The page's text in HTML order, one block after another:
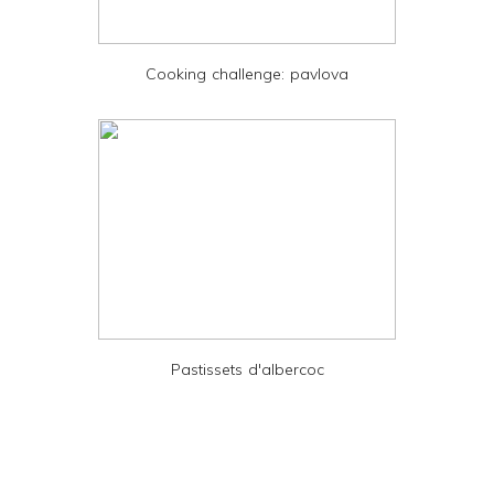
Cooking challenge: pavlova
Pastissets d'albercoc